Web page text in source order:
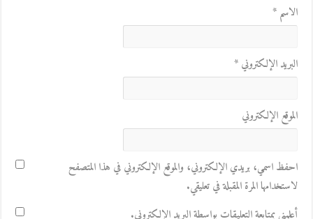
الاسم*
البريد الإلكتروني*
الموقع الإلكتروني
احفظ اسمي، بريدي الإلكتروني، والموقع الإلكتروني في هذا المتصفح
لاستخدامها المرة المقبلة في تعليقي.
أعلمني بمتابعة التعليقات بواسطة البريد الإلكتروني.